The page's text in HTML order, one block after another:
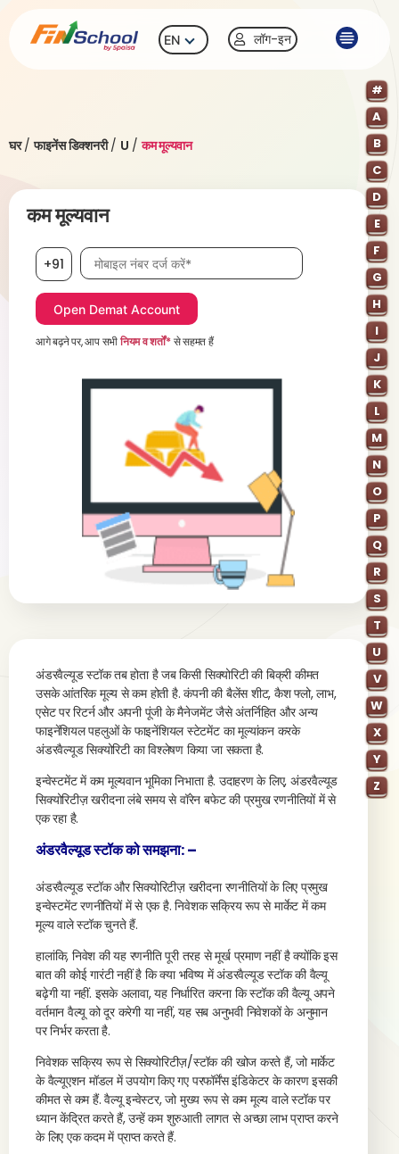
EN लॉग-इन
घर/फाइनेंस डिक्शनरी/ U /कम मूल्यवान
#
A
B
C
D
E
F
G
H
I
J
K
L
M
N
O
P
Q
R
S
T
U
V
W
X
Y
Z
कम मूल्यवान
+91 मोबाइल नंबर आवश्यक है
आगे बढ़ने पर, आप सभीनियम व शर्तों*से सहमत हैं
अंडरवैल्यूड स्टॉक तब होता है जब किसी सिक्योरिटी की बिक्री कीमत
उसके आंतरिक मूल्य से कम होती है. कंपनी की बैलेंस शीट, कैश फ्लो, लाभ,
एसेट पर रिटर्न और अपनी पूंजी के मैनेजमेंट जैसे अंतर्निहित और अन्य
फाइनेंशियल पहलुओं के फाइनेंशियल स्टेटमेंट का मूल्यांकन करके
अंडरवैल्यूड सिक्योरिटी का विश्लेषण किया जा सकता है.
इन्वेस्टमेंट में कम मूल्यवान भूमिका निभाता है. उदाहरण के लिए, अंडरवैल्यूड
सिक्योरिटीज़ खरीदना लंबे समय से वॉरेन बफेट की प्रमुख रणनीतियों में से
एक रहा है.
अंडरवैल्यूड स्टॉक को समझना: –
अंडरवैल्यूड स्टॉक और सिक्योरिटीज़ खरीदना रणनीतियों के लिए प्रमुख
इन्वेस्टमेंट रणनीतियों में से एक है. निवेशक सक्रिय रूप से मार्केट में कम
मूल्य वाले स्टॉक चुनते हैं.
हालांकि, निवेश की यह रणनीति पूरी तरह से मूर्ख प्रमाण नहीं है क्योंकि इस
बात की कोई गारंटी नहीं है कि क्या भविष्य में अंडरवैल्यूड स्टॉक की वैल्यू
बढ़ेगी या नहीं. इसके अलावा, यह निर्धारित करना कि स्टॉक की वैल्यू अपने
वर्तमान वैल्यू को दूर करेगी या नहीं, यह सब अनुभवी निवेशकों के अनुमान
पर निर्भर करता है.
निवेशक सक्रिय रूप से सिक्योरिटीज़/स्टॉक की खोज करते हैं, जो मार्केट
के वैल्यूएशन मॉडल में उपयोग किए गए परफॉर्मेंस इंडिकेटर के कारण इसकी
कीमत से कम हैं. वैल्यू इन्वेस्टर, जो मुख्य रूप से कम मूल्य वाले स्टॉक पर
ध्यान केंद्रित करते हैं, उन्हें कम शुरुआती लागत से अच्छा लाभ प्राप्त करने
के लिए एक कदम में प्राप्त करते हैं.